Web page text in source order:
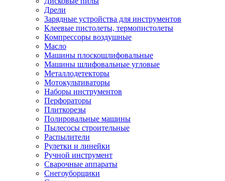
Дрели
Зарядные устройства для инструментов
Клеевые пистолеты, термопистолеты
Компрессоры воздушные
Масло
Машины плоскошлифовальные
Машины шлифовальные угловые
Металлодетекторы
Мотокультиваторы
Наборы инструментов
Перфораторы
Плиткорезы
Полировальные машины
Пылесосы строительные
Распылители
Рулетки и линейки
Ручной инструмент
Сварочные аппараты
Снегоуборщики